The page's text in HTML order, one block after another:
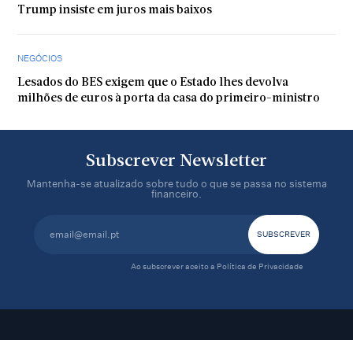
Trump insiste em juros mais baixos
NEGÓCIOS
Lesados do BES exigem que o Estado lhes devolva
milhões de euros à porta da casa do primeiro-ministro
Subscrever Newsletter
Mantenha-se atualizado sobre tudo o que se passa no sistema
financeiro.
Ao subscrever aceito a Política de Privacidade